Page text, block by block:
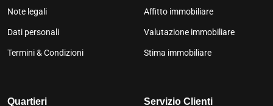
Note legali
Dati personali
Termini & Condizioni
Affitto immobiliare
Valutazione immobiliare
Stima immobiliare
Quartieri Servizio Clienti